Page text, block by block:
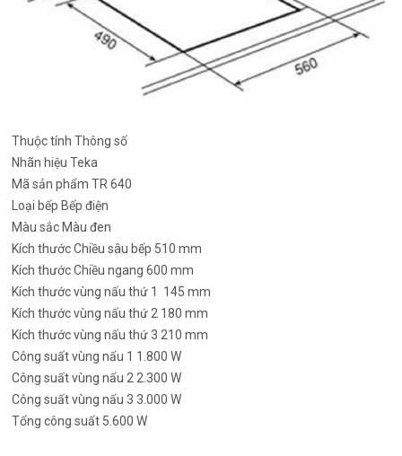
Thuộc tính Thông số
Nhãn hiệu Teka
Mã sản phẩm TR 640
Loại bếp Bếp điện
Màu sắc Màu đen
Kích thước Chiều sâu bếp 510 mm
Kích thước Chiều ngang 600 mm
Kích thước vùng nấu thứ 1
145 mm
Kích thước vùng nấu thứ 2 180 mm
Kích thước vùng nấu thứ 3 210 mm
Công suất vùng nấu 1 1.800 W
Công suất vùng nấu 2 2.300 W
Công suất vùng nấu 3 3.000 W
Tổng công suất 5.600 W